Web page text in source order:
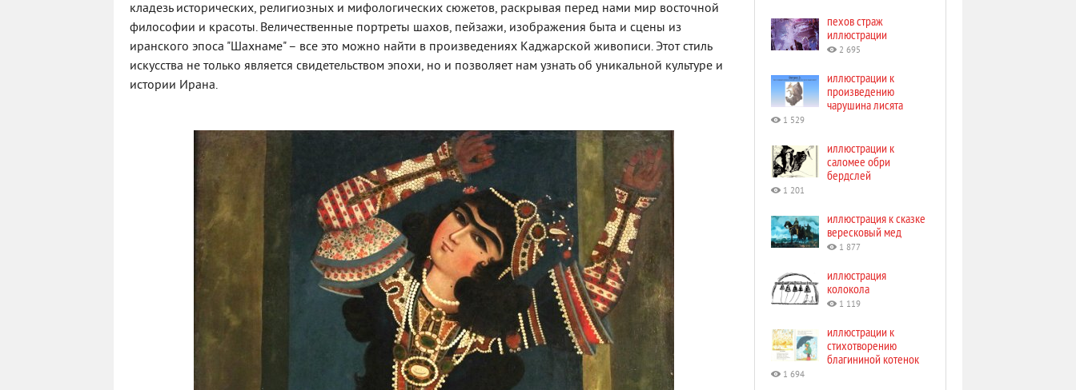
кладезь исторических, религиозных и мифологических сюжетов, раскрывая перед нами мир восточной
философии и красоты. Величественные портреты шахов, пейзажи, изображения быта и сцены из
иранского эпоса "Шахнаме" – все это можно найти в произведениях Каджарской живописи. Этот стиль
искусства не только является свидетельством эпохи, но и позволяет нам узнать об уникальной культуре и
истории Ирана.
пехов страж
иллюстрации
2 695
иллюстрации к
произведению
чарушина лисята
1 529
иллюстрации к
саломее обри
бердслей
1 201
иллюстрация к сказке
вересковый мед
1 877
иллюстрация
колокола
1 119
иллюстрации к
стихотворению
благининой котенок
1 694